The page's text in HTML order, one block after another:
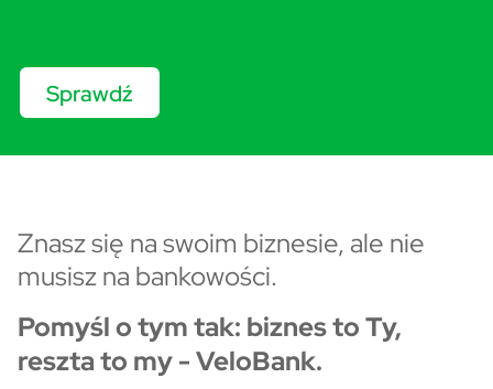
Sprawdź
MŚP - strona główna tekst
Znasz się na swoim biznesie, ale nie
musisz na bankowości.
Pomyśl o tym tak: biznes to Ty,
reszta to my - VeloBank.